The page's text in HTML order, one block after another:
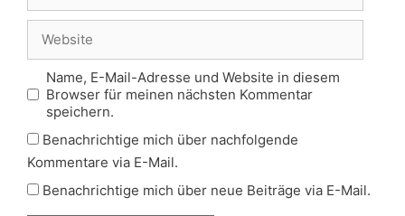
Adresse
Name, E-Mail-Adresse und Website in diesem
Browser für meinen nächsten Kommentar
speichern.
Benachrichtige mich über nachfolgende
Kommentare via E-Mail.
Benachrichtige mich über neue Beiträge via E-Mail.